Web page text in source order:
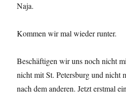
Naja.
Kommen wir mal wieder runter.
Beschäftigen wir uns noch nicht
nicht mit St. Petersburg und nicht
nach dem anderen. Jetzt erstmal